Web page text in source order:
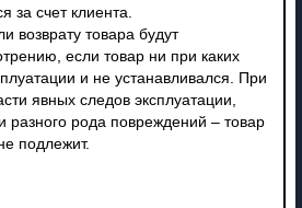
за счет клиента.
возврату товара будут
если товар ни при каких
и не устанавливался. При
явных следов эксплуатации,
разного рода повреждений – товар
подлежит.